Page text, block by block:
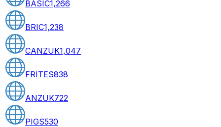
BASIC1,266
BRIC1,238
CANZUK1,047
FRITES838
ANZUK722
PIGS530